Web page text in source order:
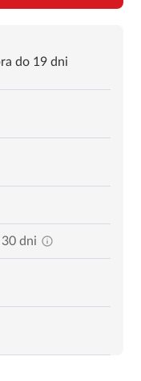
do 19 dni
30 dni